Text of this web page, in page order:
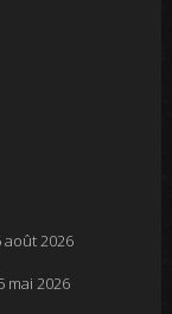
août 2026
mai 2026